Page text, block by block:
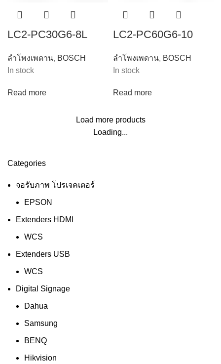
Categories
จอรับภาพ โปรเจคเตอร์
EPSON
Extenders HDMI
WCS
Extenders USB
WCS
Digital Signage
Dahua
Samsung
BENQ
Hikvision
LC2-PC30G6-8L
ลำโพงเพดาน, BOSCH
In stock
Read more
LC2-PC60G6-10
ลำโพงเพดาน, BOSCH
In stock
Read more
Load more products
Loading...